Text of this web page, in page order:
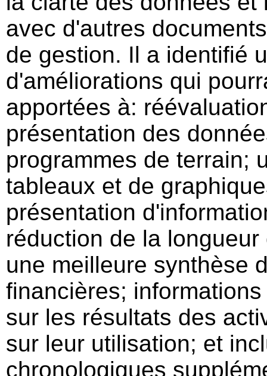
avec d'autres
de gestion. Il a identifié
d'améliorations qui
apportées à:
présentation des
programmes de terrain;
tableaux et de
présentation
réduction de la
une meilleure synthèse
financières;
sur les résultats des
sur leur utilisation; et
chronologiques